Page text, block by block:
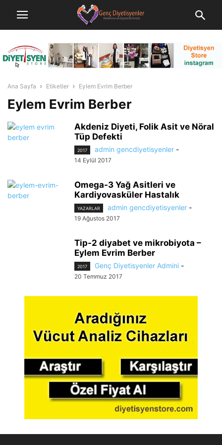
Ana Sayfa Etiketler Eylem Evrim Berber
Eylem Evrim Berber
Akdeniz Diyeti, Folik Asit ve Nöral
Tüp Defekti
2017 admin gencdiyetisyenler -
14 Eylül 2017
Omega-3 Yağ Asitleri ve
Kardiyovasküler Hastalık
YAZARLAR admin gencdiyetisyenler -
19 Ağustos 2017
Tip-2 diyabet ve mikrobiyota –
Eylem Evrim Berber
2017 Genç Diyetisyenler Admini -
20 Temmuz 2017